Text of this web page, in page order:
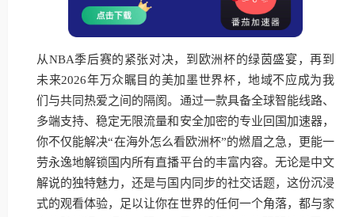
从NBA季后赛的紧张对决，到欧洲杯的绿茵盛宴，再到
未来2026年万众瞩目的美加墨世界杯，地域不应成为我
们与共同热爱之间的隔阂。通过一款具备全球智能线路、
多端支持、稳定无限流量和安全加密的专业回国加速器，
你不仅能解决“在海外怎么看欧洲杯”的燃眉之急，更能一
劳永逸地解锁国内所有直播平台的丰富内容。无论是中文
解说的独特魅力，还是与国内同步的社交话题，这份沉浸
式的观看体验，足以让你在世界的任何一个角落，都与家